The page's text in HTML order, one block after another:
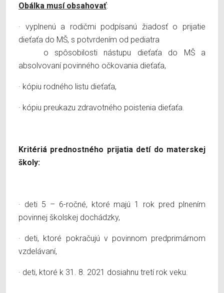
Obálka musí obsahovať:
· vyplnenú a rodičmi podpísanú žiadosť o prijatie
dieťaťa do MŠ, s potvrdením od pediatra
o spôsobilosti nástupu dieťaťa do MŠ a
absolvovaní povinného očkovania dieťaťa,
· kópiu rodného listu dieťaťa,
· kópiu preukazu zdravotného poistenia dieťaťa.
Kritériá prednostného prijatia detí do materskej
školy:
· deti 5 – 6-ročné, ktoré majú 1 rok pred plnením
povinnej školskej dochádzky,
· deti, ktoré pokračujú v povinnom predprimárnom
vzdelávaní,
· deti, ktoré k 31. 8. 2021 dosiahnu tretí rok veku.